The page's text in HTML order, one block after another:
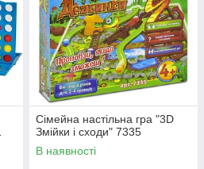
Сімейна настільна гра "3D
Змійки і сходи" 7335
В наявності